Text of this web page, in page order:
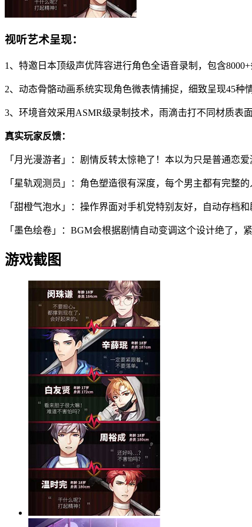
视听艺术呈现：
1、特邀日本顶级声优阵容进行角色全语音录制，包含
2、动态骨骼动画系统实现角色微表情捕捉，细致呈现45种
3、环境音效采用ASMR级录制技术，雨滴击打不同材质表
真实玩家反馈：
「月光漫游者」：剧情反转太惊艳了！本以为只是普通恋
「星轨观测员」：角色塑造很有深度，每个男主都有完整
「甜橙气泡水」：操作界面对手机党特别友好，自动存档
「墨色绘卷」：BGM会根据剧情自动变调这个设计绝了，
游戏截图